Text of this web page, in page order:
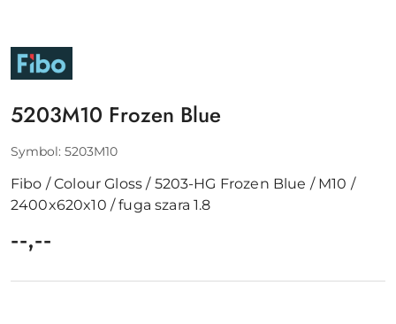
FIBO
5203M10 Frozen Blue
Symbol: 5203M10
Fibo / Colour Gloss / 5203-HG Frozen Blue / M10 /
2400x620x10 / fuga szara 1.8
cena:
--,--